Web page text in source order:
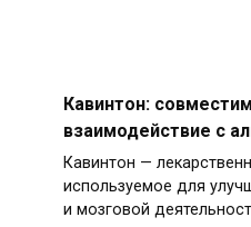
Кавинтон:
взаимодействие с
Кавинтон —
используемое для
и мозговой